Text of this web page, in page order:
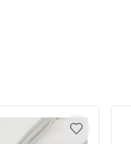
Toevoegen